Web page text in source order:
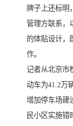
牌子上还标明
管理方联系，
的体贴设计，
作。
记者从北京市
动车为41.2万
增加停车场建
民小区实施错